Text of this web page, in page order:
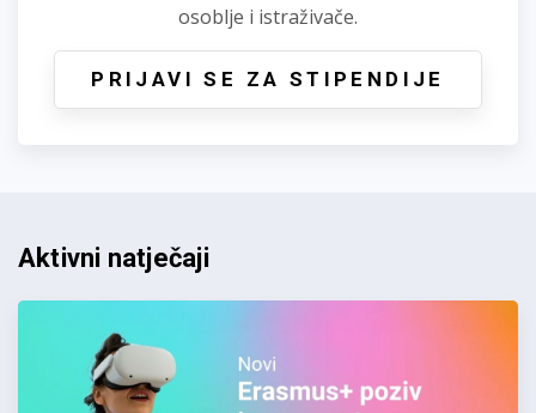
osoblje i istraživače.
PRIJAVI SE ZA STIPENDIJE
Aktivni natječaji